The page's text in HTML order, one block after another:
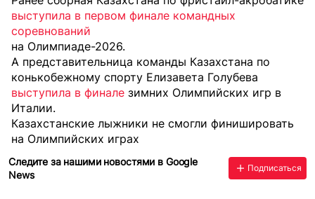
выступила в первом финале командных
соревнований
на Олимпиаде-2026.
А представительница команды Казахстана по
конькобежному спорту Елизавета Голубева
выступила в финале зимних Олимпийских игр в
Италии.
Казахстанские лыжники не смогли финишировать
на Олимпийских играх
Следите за нашими новостями в Google
News
Подписаться